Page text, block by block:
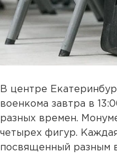
В центре
военкома завтра в
разных времен.
четырех фигур.
посвященный разным